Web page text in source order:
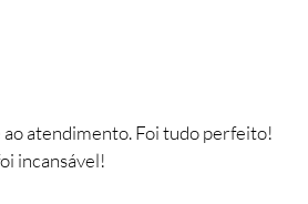
ao atendimento. Foi tudo perfeito!
incansável!